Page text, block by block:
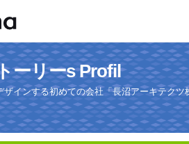
ーリーs Profil
ザインする初めての会社「長沼アーキテクツ